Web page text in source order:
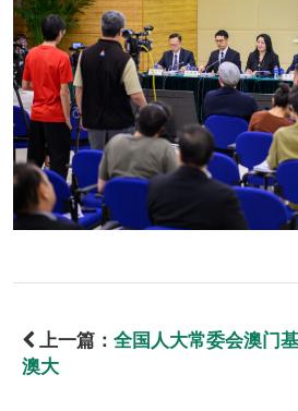
上一篇： 全国人大常委会澳门
澳大